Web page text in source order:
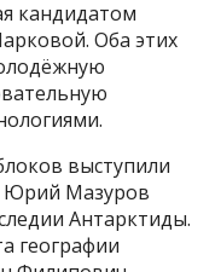
кандидатом
Оба этих
выступили
Юрий Мазуров
Антарктиды.
географии